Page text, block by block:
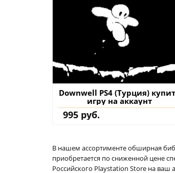
Downwell PS4 (Турция)
игру на аккаунт
995 руб.
В нашем ассортименте обширная
приобретается по сниженной цене
Российского Playstation Store на